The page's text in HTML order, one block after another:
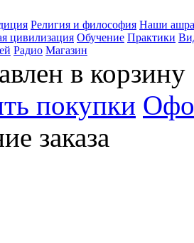
Религия и философия Наши
цивилизация Обучение Практики
Радио Магазин
в корзину
покупки
заказа